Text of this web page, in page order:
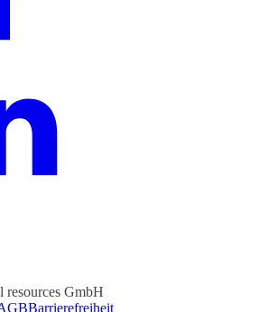
GmbH
Barrierefreiheit